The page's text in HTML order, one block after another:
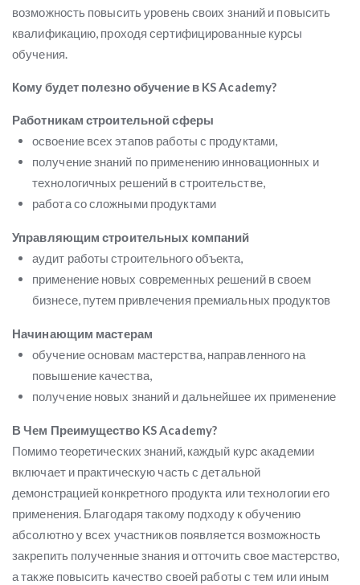
возможность повысить уровень своих знаний и повысить
квалификацию, проходя сертифицированные курсы
обучения.
Кому будет полезно обучение в KS Academy?
Работникам строительной сферы
освоение всех этапов работы с продуктами,
получение знаний по применению инновационных и
технологичных решений в строительстве,
работа со сложными продуктами
Управляющим строительных компаний
аудит работы строительного объекта,
применение новых современных решений в своем
бизнесе, путем привлечения премиальных продуктов
Начинающим мастерам
обучение основам мастерства, направленного на
повышение качества,
получение новых знаний и дальнейшее их применение
В Чем Преимущество KS Academy?
Помимо теоретических знаний, каждый курс академии
включает и практическую часть с детальной
демонстрацией конкретного продукта или технологии его
применения. Благодаря такому подходу к обучению
абсолютно у всех участников появляется возможность
закрепить полученные знания и отточить свое мастерство,
а также повысить качество своей работы с тем или иным